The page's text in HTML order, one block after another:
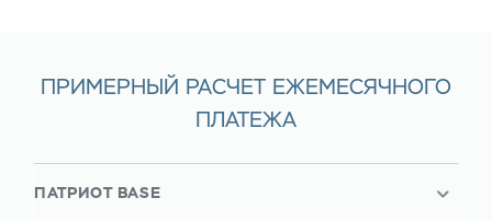
ПРИМЕРНЫЙ РАСЧЕТ ЕЖЕМЕСЯЧНОГО
ПЛАТЕЖА
ПАТРИОТ BASE